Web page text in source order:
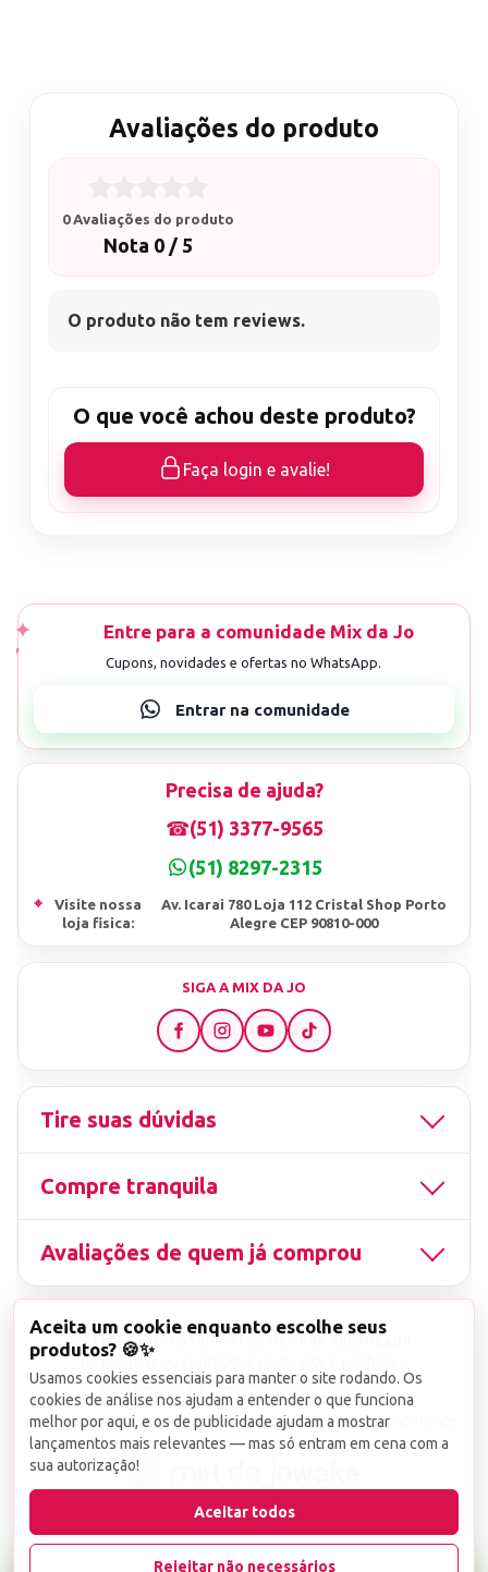
Avaliações do produto
0 Avaliações do produto
Nota 0 / 5
O produto não tem reviews.
O que você achou deste produto?
Faça login e avalie!
Precisa de ajuda?
☎(51) 3377-9565
(51) 8297-2315
⌖
Visite nossa
loja fisica:
Av. Icarai 780 Loja 112 Cristal Shop Porto
Alegre CEP 90810-000
SIGA A MIX DA JO
Tire suas dúvidas
Compre tranquila
Avaliações de quem já comprou
▤ CNPJ13.851.519/0001-25
de imagens ou conteúdos deste site é proibido e
viola a Lei de Direitos Autorais nº 9.610/98.
Infrações serão denunciadas diretamente ao órgão competente.
Aceita um cookie enquanto escolhe seus
produtos? 🍪✨
Usamos cookies essenciais para manter o site rodando. Os
cookies de análise nos ajudam a entender o que funciona
melhor por aqui, e os de publicidade ajudam a mostrar
lançamentos mais relevantes — mas só entram em cena com a
sua autorização!
Aceitar todos
Rejeitar não necessários